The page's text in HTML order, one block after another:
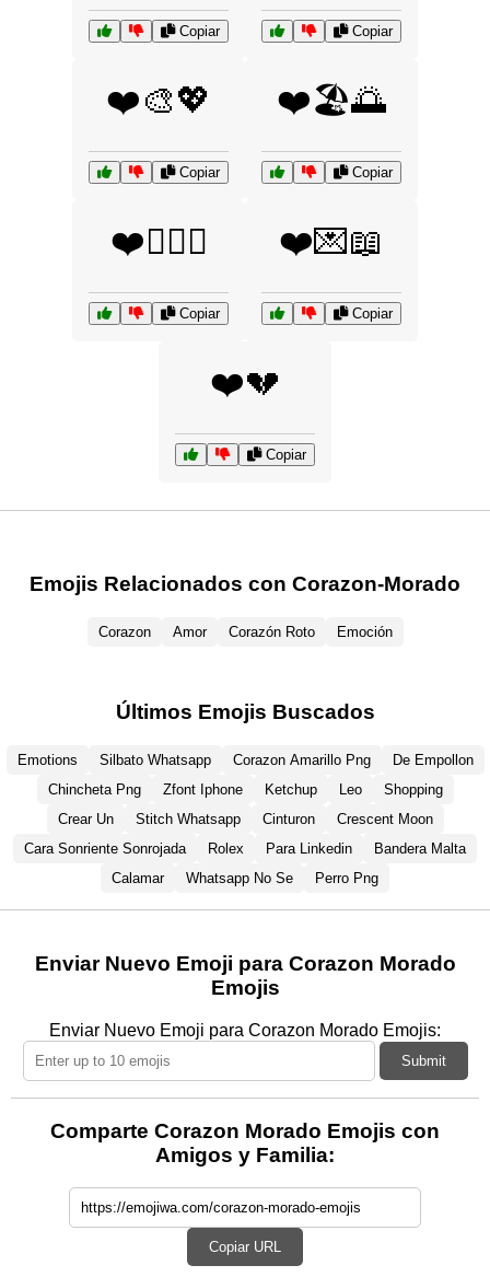
Copiar Copiar
❤️🎨💖
Copiar
❤️🏖️🌅
Copiar
❤️👩‍❤️‍👨
Copiar
❤️💌📖
Copiar
❤️💔
Copiar
Emojis Relacionados con Corazon-Morado
Corazon Amor Corazón Roto Emoción
Últimos Emojis Buscados
Emotions Silbato Whatsapp Corazon Amarillo Png
De Empollon
Chincheta Png
Zfont Iphone Ketchup Leo
Shopping
Crear Un
Stitch Whatsapp Cinturon
Crescent Moon
Cara Sonriente Sonrojada
Rolex Para Linkedin
Bandera Malta
Calamar
Whatsapp No Se Perro Png
Enviar Nuevo Emoji para Corazon Morado
Emojis
Enviar Nuevo Emoji para Corazon Morado Emojis:
Submit
Comparte Corazon Morado Emojis con
Amigos y Familia:
Copiar URL